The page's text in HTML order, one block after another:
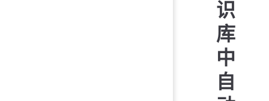
识
库
中
自